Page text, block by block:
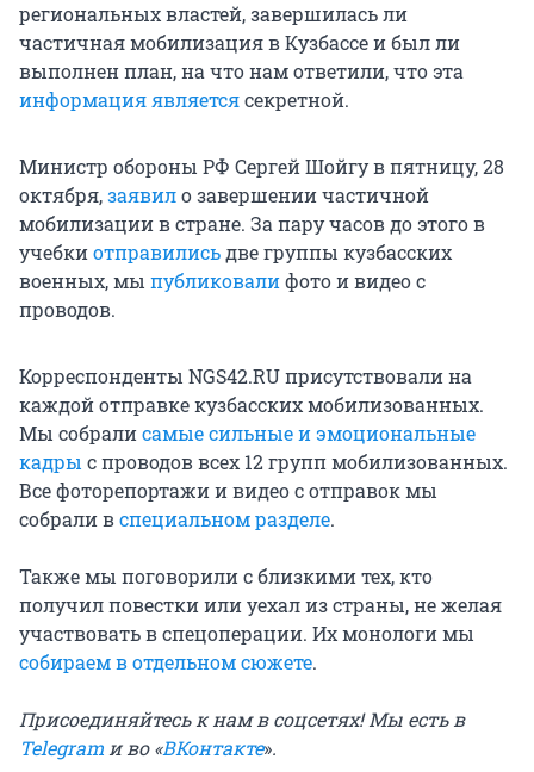
региональных властей, завершилась ли
частичная мобилизация в Кузбассе и был ли
выполнен план, на что нам ответили, что эта
информация являетсясекретной.
Министр обороны РФ Сергей Шойгу в пятницу, 28
октября,заявило завершении частичной
мобилизации в стране. За пару часов до этого в
учебкиотправилисьдве группы кузбасских
военных, мы публиковалифото и видео с
проводов.
Корреспонденты NGS42.RU присутствовали на
каждой отправке кузбасских мобилизованных.
Мы собралисамые сильные и эмоциональные
кадры с проводов всех 12 групп мобилизованных.
Все фоторепортажи и видео с отправок мы
собрали вспециальном разделе.
Также мы поговорили с близкими тех, кто
получил повестки или уехал из страны, не желая
участвовать в спецоперации. Их монологи мы
собираем в отдельном сюжете.
Присоединяйтесь к нам в соцсетях! Мы есть в
Telegram и во «ВКонтакте».